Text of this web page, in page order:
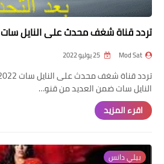
تردد قناة شغف محدث على النايل سات 2022
Mod Sat
النايل سات ضمن العديد من قنو…
اقرء المزيد
بيلي دانس